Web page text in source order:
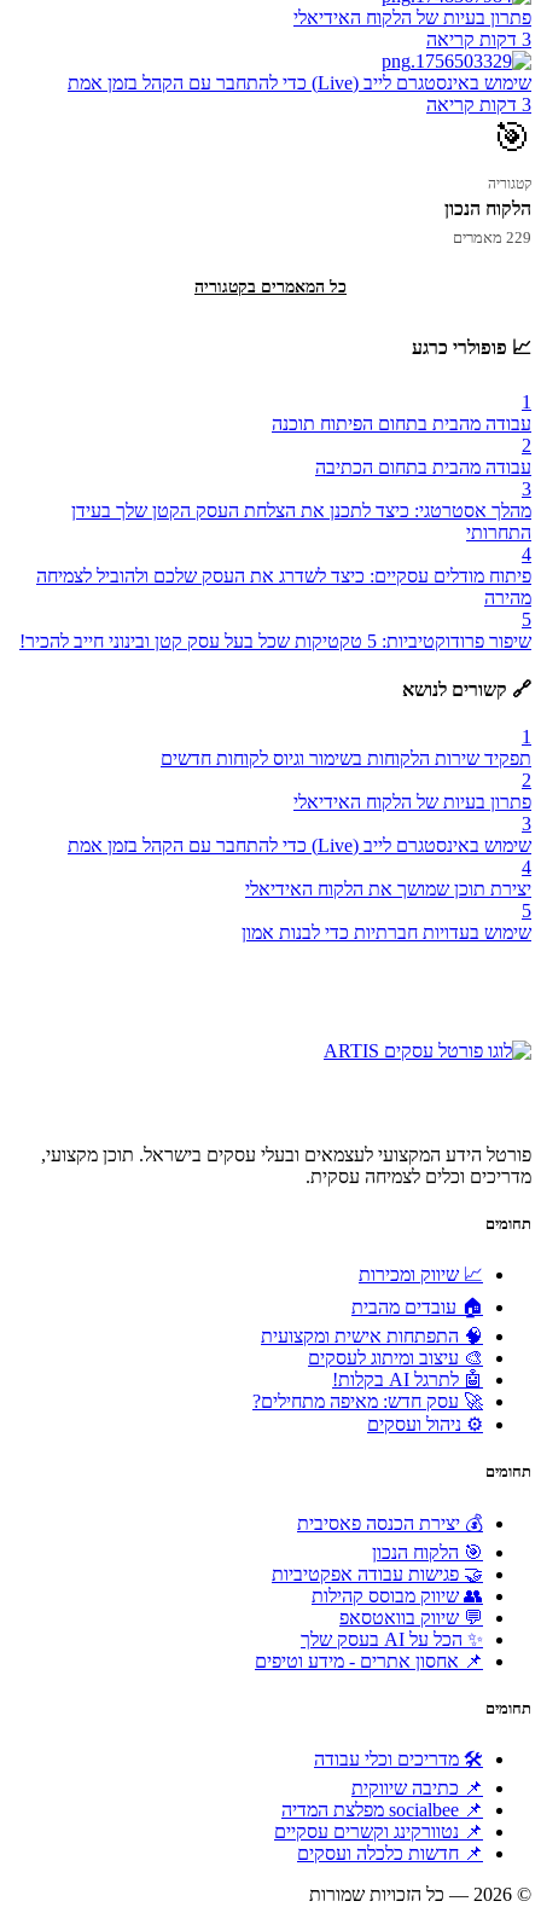
פתרון בעיות של הלקוח האידיאלי
3 דקות קריאה
שימוש באינסטגרם לייב (Live) כדי להתחבר עם הקהל בזמן אמת
3 דקות קריאה
🎯
קטגוריה
הלקוח הנכון
229 מאמרים
כל המאמרים בקטגוריה
📈 פופולרי כרגע
1
עבודה מהבית בתחום הפיתוח תוכנה
2
עבודה מהבית בתחום הכתיבה
3
מהלך אסטרטגי: כיצד לתכנן את הצלחת העסק הקטן שלך בעידן
התחרותי
4
פיתוח מודלים עסקיים: כיצד לשדרג את העסק שלכם ולהוביל לצמיחה
מהירה
5
שיפור פרודוקטיביות: 5 טקטיקות שכל בעל עסק קטן ובינוני חייב להכיר!
🔗 קשורים לנושא
1
תפקיד שירות הלקוחות בשימור וגיוס לקוחות חדשים
2
פתרון בעיות של הלקוח האידיאלי
3
שימוש באינסטגרם לייב (Live) כדי להתחבר עם הקהל בזמן אמת
4
יצירת תוכן שמושך את הלקוח האידיאלי
5
שימוש בעדויות חברתיות כדי לבנות אמון
פורטל הידע המקצועי לעצמאים ובעלי עסקים בישראל. תוכן מקצועי,
מדריכים וכלים לצמיחה עסקית.
תחומים
📈 שיווק ומכירות
🏠 עובדים מהבית
🧠 התפתחות אישית ומקצועית
🎨 עיצוב ומיתוג לעסקים
🤖 לתרגל AI בקלות!
🚀 עסק חדש: מאיפה מתחילים?
⚙️ ניהול ועסקים
תחומים
💰 יצירת הכנסה פאסיבית
🎯 הלקוח הנכון
🤝 פגישות עבודה אפקטיביות
👥 שיווק מבוסס קהילות
💬 שיווק בוואטסאפ
✨ הכל על AI בעסק שלך
📌 אחסון אתרים - מידע וטיפים
תחומים
🛠 מדריכים וכלי עבודה
📌 כתיבה שיווקית
📌 socialbee מפלצת המדיה
📌 נטוורקינג וקשרים עסקיים
📌 חדשות כלכלה ועסקים
© 2026 — כל הזכויות שמורות